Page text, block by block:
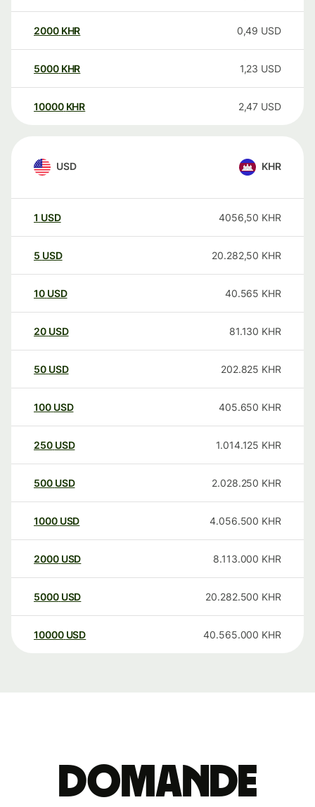
2000 KHR 0,49 USD
5000 KHR 1,23 USD
10000 KHR 2,47 USD
USD KHR
1 USD 4056,50 KHR
5 USD 20.282,50 KHR
10 USD 40.565 KHR
20 USD 81.130 KHR
50 USD 202.825 KHR
100 USD 405.650 KHR
250 USD 1.014.125 KHR
500 USD 2.028.250 KHR
1000 USD 4.056.500 KHR
2000 USD 8.113.000 KHR
5000 USD 20.282.500 KHR
10000 USD 40.565.000 KHR
Domande